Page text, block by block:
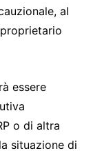
al
essere
o di altra
situazione di